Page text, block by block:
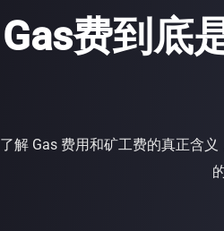
$9,900 ($15/T)
Gas费到底
了解 Gas 费用和矿工费的真正含